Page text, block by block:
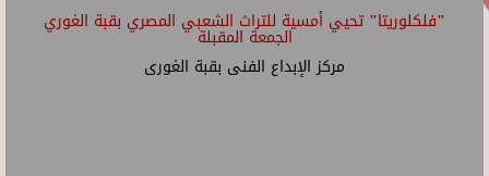
"فلكلوريتا" تحيي أمسية للتراث الشعبي المصري بقبة الغوري
الجمعة المقبلة
مركز الإبداع الفنى بقبة الغورى